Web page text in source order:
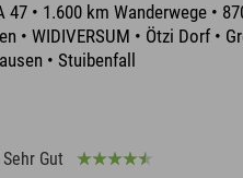
47 • 1.600 km Wanderwege •
• WIDIVERSUM • Ötzi Dorf •
• Stuibenfall
Sehr Gut